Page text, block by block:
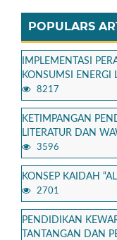
POPULARS
IMPLEMENTASI
KONSUMSI ENERGI
8217
KETIMPANGAN
LITERATUR DAN
3596
KONSEP KAIDAH
2701
PENDIDIKAN
TANTANGAN DAN